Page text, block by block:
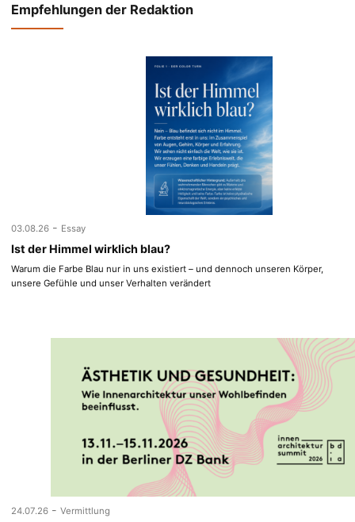
Empfehlungen der Redaktion
03.08.26 - Essay
Ist der Himmel wirklich blau?
Warum die Farbe Blau nur in uns existiert – und dennoch unseren Körper,
unsere Gefühle und unser Verhalten verändert
24.07.26 - Vermittlung